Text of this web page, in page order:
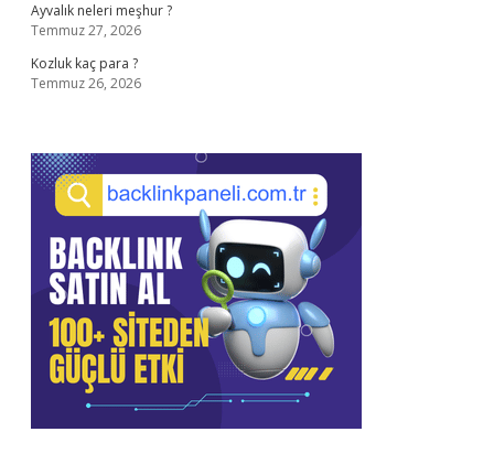
Ayvalık neleri meşhur ?
Temmuz 27, 2026
Kozluk kaç para ?
Temmuz 26, 2026